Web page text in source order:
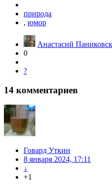
природа
, юмор
Анастасий
0
?
14 комментариев
Говард Уткин
8 января 2024, 17:11
↓
+1